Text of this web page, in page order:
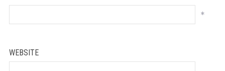
*
WEBSITE